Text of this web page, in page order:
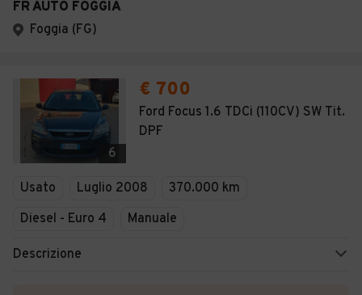
FR AUTO FOGGIA
Foggia (FG)
6
€ 700
Ford Focus 1.6 TDCi (110CV) SW Tit.
DPF
Usato Luglio 2008
370.000 km
Diesel - Euro 4
Manuale
Descrizione